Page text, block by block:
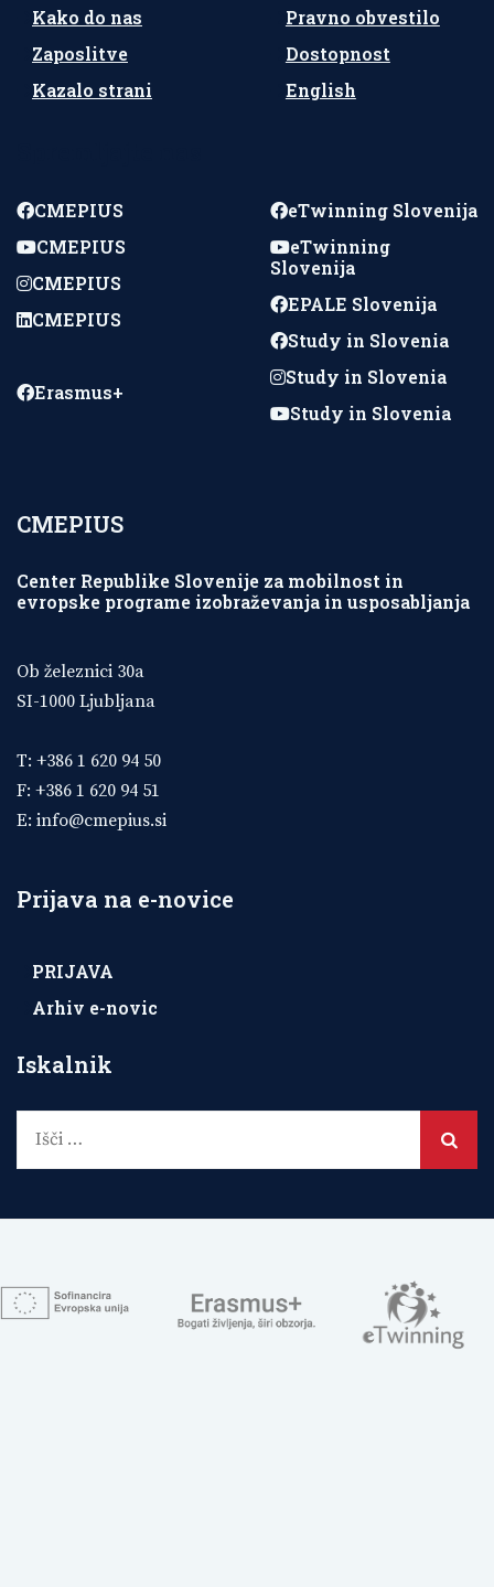
Kako do nas
Zaposlitve
Kazalo strani
Pravno obvestilo
Dostopnost
English
CMEPIUS
CMEPIUS
CMEPIUS
CMEPIUS
Erasmus+
eTwinning Slovenija
eTwinning
Slovenija
EPALE Slovenija
Study in Slovenia
Study in Slovenia
Study in Slovenia
CMEPIUS
Center Republike Slovenije za mobilnost in
evropske programe izobraževanja in usposabljanja
Ob železnici 30a
SI-1000 Ljubljana
T: +386 1 620 94 50
F: +386 1 620 94 51
E: info@cmepius.si
Prijava na e-novice
PRIJAVA
Arhiv e-novic
Iskalnik